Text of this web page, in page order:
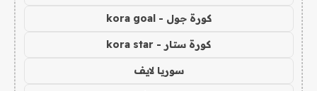
كورة جول - kora goal
كورة ستار - kora star
سوريا لايف